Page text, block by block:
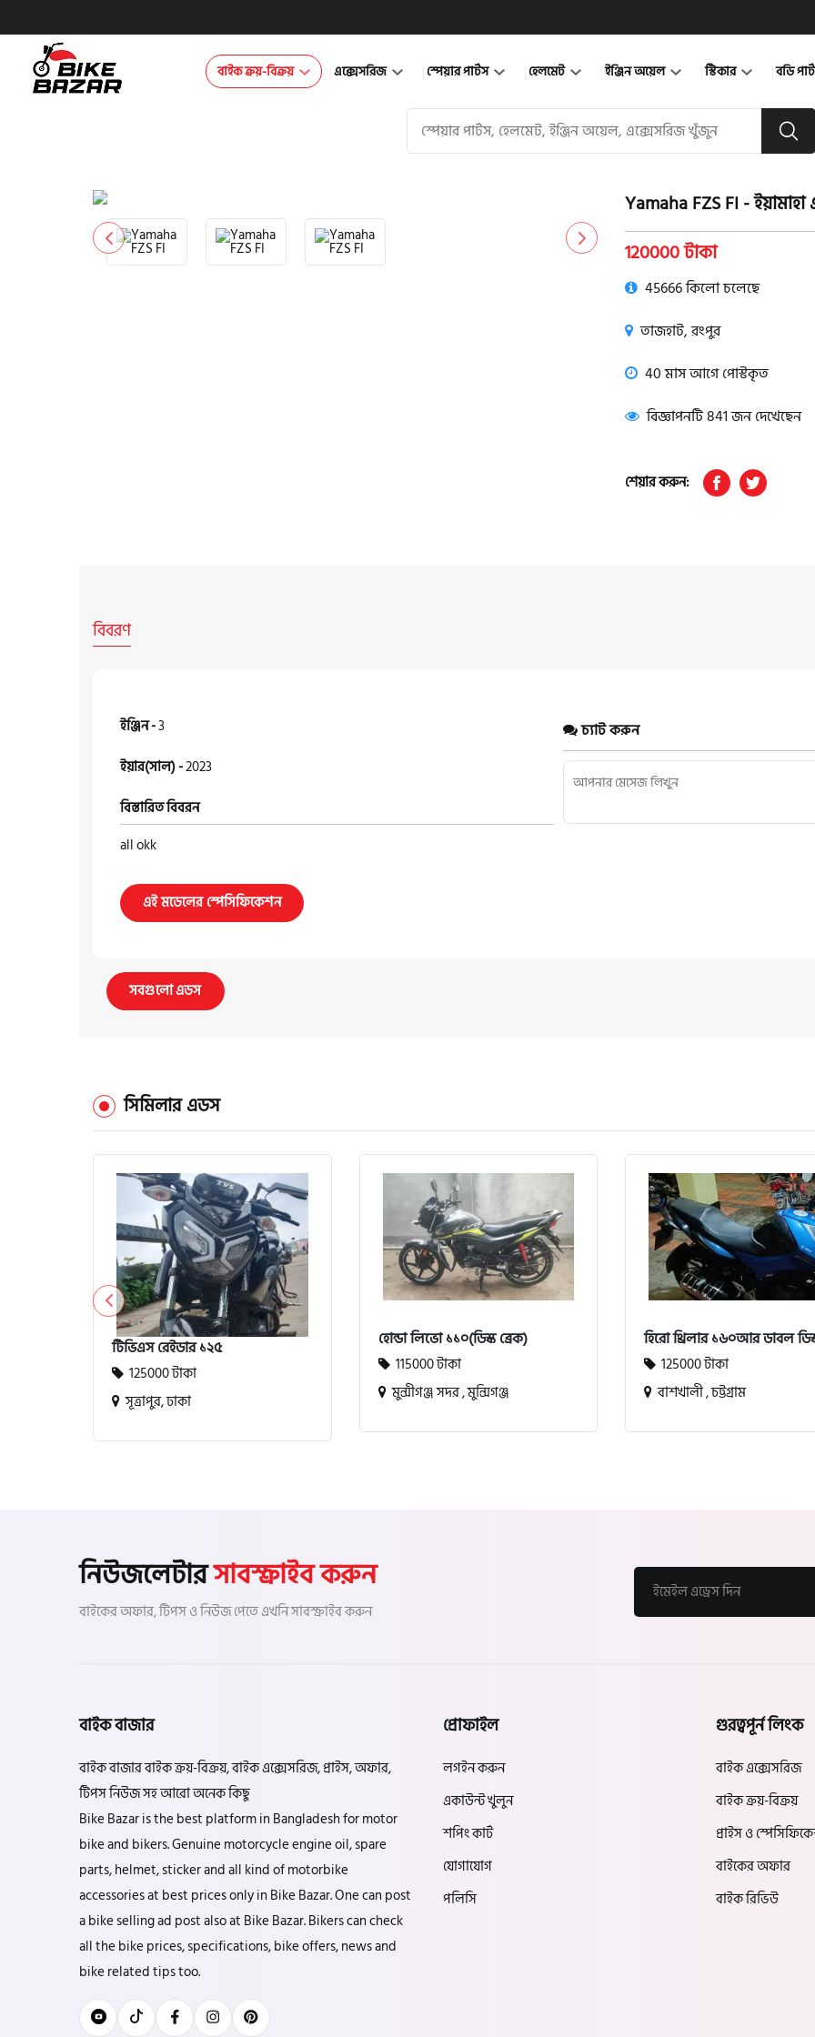
বাইক ক্রয়-বিক্রয় এক্সেসরিজ স্পেয়ার পার্টস হেলমেট ইঞ্জিন অয়েল স্টিকার বডি
product view product view
Yamaha FZS FI -
120000 টাকা
45666 কিলো চলেছে
তাজহাট, রংপুর
40 মাস আগে পোস্টকৃত
বিজ্ঞাপনটি 841 জন দেখেছেন
শেয়ার করুন:
বিবরণ
ইঞ্জিন -3
ইয়ার(সাল) -2023
বিস্তারিত বিবরন
all okk
এই মডেলের স্পেসিফিকেশন
চ্যাট করুন
সবগুলো এডস
সিমিলার এডস
টিভিএস রেইডার ১২৫
125000 টাকা
সূত্রাপুর, ঢাকা
হোন্ডা লিভো ১১০(ডিস্ক ব্রেক)
115000 টাকা
মুন্সীগঞ্জ সদর , মুন্সিগঞ্জ
হিরো থ্রিলার ১৬০আর ডাবল
125000 টাকা
বাশখালী , চট্টগ্রাম
নিউজলেটারসাবস্ক্রাইব করুন
বাইকের অফার, টিপস ও নিউজ পেতে এখনি সাবস্ক্রাইব করুন
বাইক বাজার
বাইক বাজার বাইক ক্রয়-বিক্রয়, বাইক এক্সেসরিজ, প্রাইস, অফার,
টিপস নিউজ সহ আরো অনেক কিছু
Bike Bazar is the best platform in Bangladesh for motor
bike and bikers. Genuine motorcycle engine oil, spare
parts, helmet, sticker and all kind of motorbike
accessories at best prices only in Bike Bazar. One can post
a bike selling ad post also at Bike Bazar. Bikers can check
all the bike prices, specifications, bike offers, news and
bike related tips too.
প্রোফাইল
লগইন করুন
একাউন্ট খুলুন
শপিং কার্ট
যোগাযোগ
পলিসি
গুরত্বপূর্ন লিংক
বাইক এক্সেসরিজ
বাইক ক্রয়-বিক্রয়
প্রাইস ও
বাইকের অফার
বাইক রিভিউ